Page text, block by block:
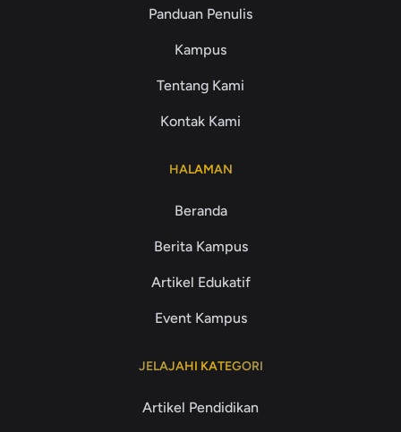
Panduan Penulis
Kampus
Tentang Kami
Kontak Kami
HALAMAN
Beranda
Berita Kampus
Artikel Edukatif
Event Kampus
JELAJAHI KATEGORI
Artikel Pendidikan